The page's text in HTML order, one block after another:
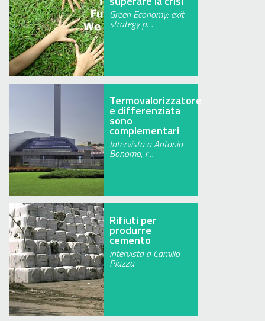
Green Economy: exit
strategy p…
Termovalorizzatore
e differenziata
sono
complementari
Intervista a Antonio
Bonomo, r…
Rifiuti per
produrre
cemento
intervista a Camillo
Piazza